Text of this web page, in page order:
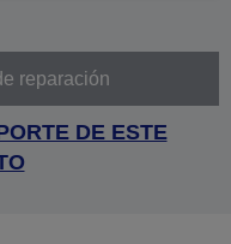
reparación
DE ESTE